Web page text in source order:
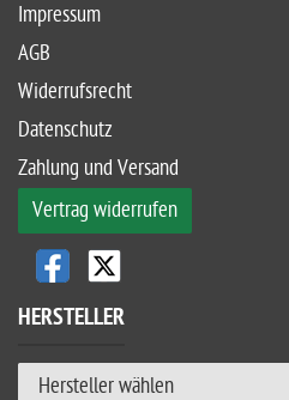
Impressum
AGB
Widerrufsrecht
Datenschutz
Zahlung und Versand
Vertrag widerrufen
HERSTELLER
Hersteller wählen